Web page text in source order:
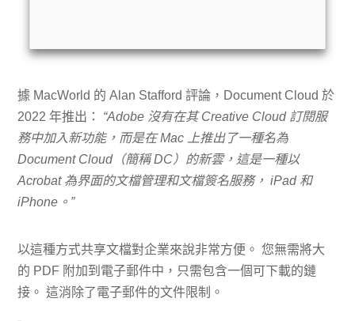
據 MacWorld 的 Alan Stafford 評論，Document Cloud 於
2022 年推出： “Adobe 沒有在其 Creative Cloud 訂閱服
務中加入新功能，而是在 Mac 上推出了一種名為
Document Cloud（簡稱 DC）的新雲，這是一種以
Acrobat 為界面的文檔管理和文檔簽名服務， iPad 和
iPhone。”
以這種方式共享文檔對企業來說非常方便。 您無需將大
的 PDF 附加到電子郵件中，只需包含一個可下載的鏈
接。 這消除了電子郵件的文件限制。